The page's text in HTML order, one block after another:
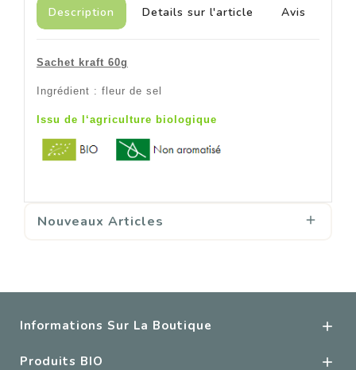
Description Details sur l'article Avis
Sachet kraft 60g
Ingrédient : fleur de sel
Issu de l‘agriculture biologique
Nouveaux Articles 
Informations Sur La Boutique 
Produits BIO 